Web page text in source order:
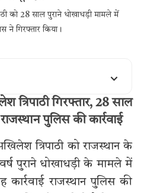
को 28 साल पुराने धोखाधड़ी मामले में
ने गिरफ्तार किया।
गिरफ्तार, 28 साल
पुलिस की कार्रवाई
त्रिपाठी को राजस्थान के
पुराने धोखाधड़ी के मामले में
कार्रवाई राजस्थान पुलिस की